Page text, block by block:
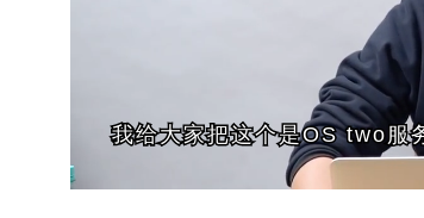
我给大家把这个是OS two服
我给大家把这个是OS two服